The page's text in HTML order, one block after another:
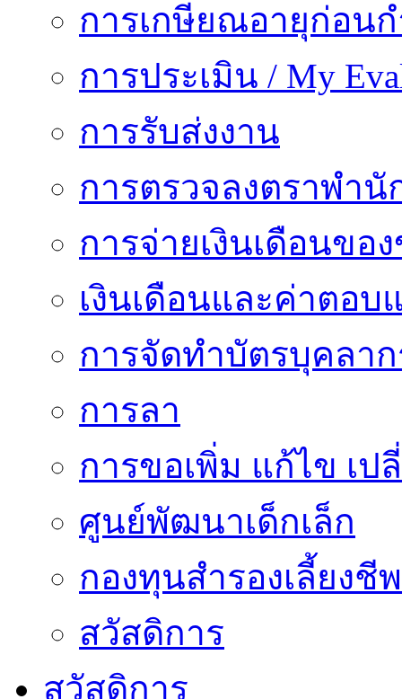
การเกษียณอายุก่อน
การประเมิน / My
การรับส่งงาน
การตรวจลงตราพำ
การจ่ายเงินเดือนขอ
เงินเดือนและค่าตอบ
การจัดทำบัตรบุคลา
การลา
การขอเพิ่ม แก้ไข เ
ศูนย์พัฒนาเด็กเล็ก
กองทุนสำรองเลี้ยงชีพ
สวัสดิการ
สวัสดิการ